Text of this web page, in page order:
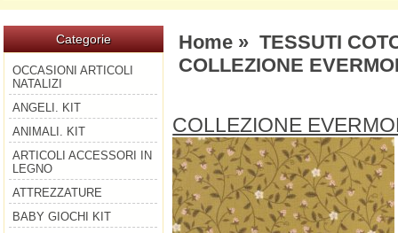
Categorie
OCCASIONI ARTICOLI
NATALIZI
ANGELI. KIT
ANIMALI. KIT
ARTICOLI ACCESSORI IN
LEGNO
ATTREZZATURE
BABY GIOCHI KIT
Home» TESSUTI
COLLEZIONE
COLLEZIONE